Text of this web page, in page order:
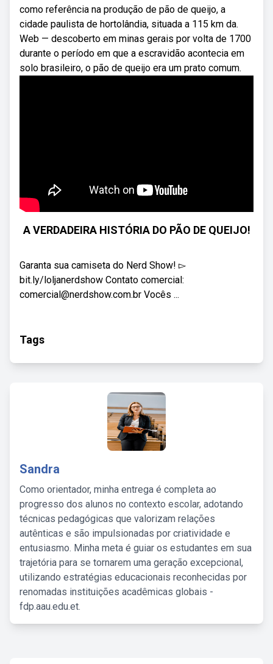
como referência na produção de pão de queijo, a
cidade paulista de hortolândia, situada a 115 km da.
Web — descoberto em minas gerais por volta de 1700
durante o período em que a escravidão acontecia em
solo brasileiro, o pão de queijo era um prato comum.
A VERDADEIRA HISTÓRIA DO PÃO DE QUEIJO!
Garanta sua camiseta do Nerd Show! ▻
bit.ly/loljanerdshow Contato comercial:
comercial@nerdshow.com.br Vocês ...
Tags
Sandra
Como orientador, minha entrega é completa ao
progresso dos alunos no contexto escolar, adotando
técnicas pedagógicas que valorizam relações
autênticas e são impulsionadas por criatividade e
entusiasmo. Minha meta é guiar os estudantes em sua
trajetória para se tornarem uma geração excepcional,
utilizando estratégias educacionais reconhecidas por
renomadas instituições acadêmicas globais -
fdp.aau.edu.et.